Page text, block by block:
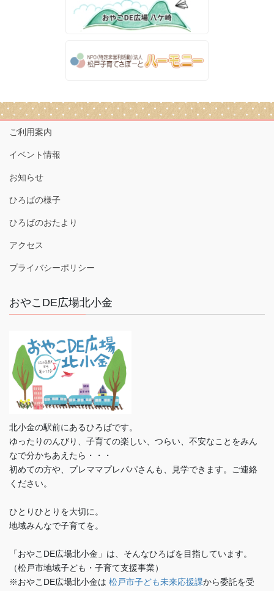
ご利用案内
イベント情報
お知らせ
ひろばの様子
ひろばのおたより
アクセス
プライバシーポリシー
おやこDE広場北小金
北小金の駅前にあるひろばです。
ゆったりのんびり、子育ての楽しい、つらい、不安なことをみん
なで分かちあえたら・・・
初めての方や、プレママプレパパさんも、見学できます。ご連絡
ください。
ひとりひとりを大切に。
地域みんなで子育てを。
「おやこDE広場北小金」は、そんなひろばを目指しています。
（松戸市地域子ども・子育て支援事業）
※おやこDE広場北小金は 松戸市子ども未来応援課から委託を受